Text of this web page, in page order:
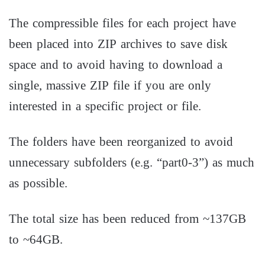
The compressible files for each project have
been placed into ZIP archives to save disk
space and to avoid having to download a
single, massive ZIP file if you are only
interested in a specific project or file.
The folders have been reorganized to avoid
unnecessary subfolders (e.g. “part0-3”) as much
as possible.
The total size has been reduced from ~137GB
to ~64GB.